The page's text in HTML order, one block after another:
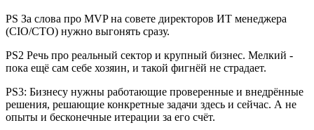
PS За слова про MVP на совете директоров ИТ менеджера
(CIO/CTO) нужно выгонять сразу.
PS2 Речь про реальный сектор и крупный бизнес. Мелкий -
пока ещё сам себе хозяин, и такой фигнёй не страдает.
PS3: Бизнесу нужны работающие проверенные и внедрённые
решения, решающие конкретные задачи здесь и сейчас. А не
опыты и бесконечные итерации за его счёт.